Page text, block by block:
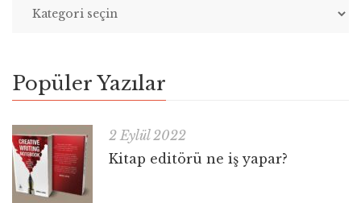
Popüler Yazılar
2 Eylül 2022
Kitap editörü ne iş yapar?